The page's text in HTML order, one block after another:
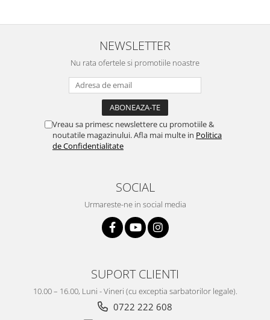
NEWSLETTER
Nu rata ofertele si promotiile noastre
Vreau sa primesc newslettere cu promotiile &
noutatile magazinului. Afla mai multe in Politica
de Confidentialitate
SOCIAL
Urmareste-ne in social media
SUPORT CLIENTI
10.00 – 16.00, Luni - Vineri (cu exceptia sarbatorilor legale).
0722 222 608